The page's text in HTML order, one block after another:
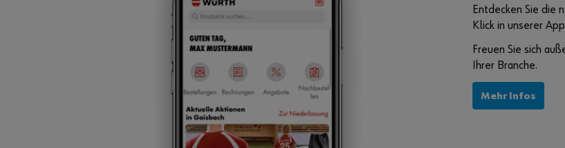
Entdecken Sie die
Klick in unserer
Freuen Sie sich
Ihrer Branche.
Mehr Infos